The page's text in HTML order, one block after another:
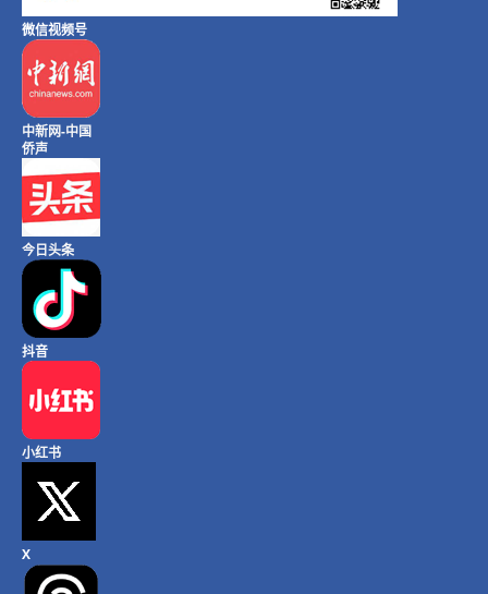
微信视频号
中新网-中国
侨声
今日头条
抖音
小红书
X